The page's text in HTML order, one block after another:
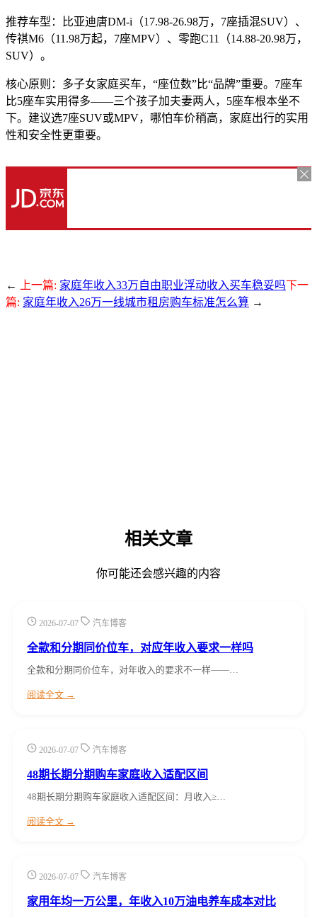
推荐车型：比亚迪唐DM-i（17.98-26.98万，7座插混SUV）、
传祺M6（11.98万起，7座MPV）、零跑C11（14.88-20.98万，
SUV）。
核心原则：多子女家庭买车，“座位数”比“品牌”重要。7座车
比5座车实用得多——三个孩子加夫妻两人，5座车根本坐不
下。建议选7座SUV或MPV，哪怕车价稍高，家庭出行的实用
性和安全性更重要。
← 上一篇: 家庭年收入33万自由职业浮动收入买车稳妥吗下一
篇: 家庭年收入26万一线城市租房购车标准怎么算 →
相关文章
你可能还会感兴趣的内容
2026-07-07 汽车博客
全款和分期同价位车，对应年收入要求一样吗
全款和分期同价位车，对年收入的要求不一样——…
阅读全文 →
2026-07-07 汽车博客
48期长期分期购车家庭收入适配区间
48期长期分期购车家庭收入适配区间：月收入≥…
阅读全文 →
2026-07-07 汽车博客
家用年均一万公里，年收入10万油电养车成本对比